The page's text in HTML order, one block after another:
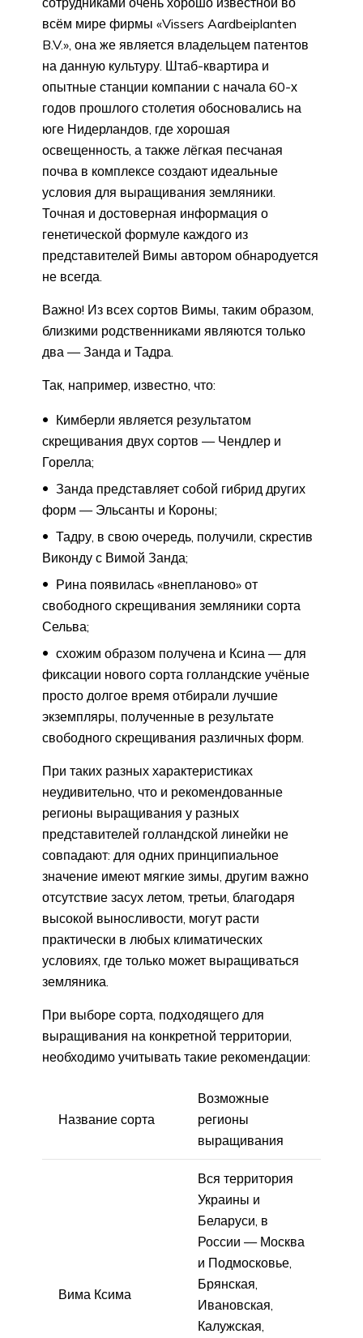
всём мире фирмы «Vissers Aardbeiplanten
B.V.», она же является владельцем патентов
на данную культуру. Штаб-квартира и
опытные станции компании с начала 60-х
годов прошлого столетия обосновались на
юге Нидерландов, где хорошая
освещенность, а также лёгкая песчаная
почва в комплексе создают идеальные
условия для выращивания земляники.
Точная и достоверная информация о
генетической формуле каждого из
представителей Вимы автором обнародуется
не всегда.
Важно! Из всех сортов Вимы, таким образом,
близкими родственниками являются только
два — Занда и Тадра.
Так, например, известно, что:
Кимберли является результатом
скрещивания двух сортов — Чендлер и
Горелла;
Занда представляет собой гибрид других
форм — Эльсанты и Короны;
Тадру, в свою очередь, получили, скрестив
Виконду с Вимой Занда;
Рина появилась «внепланово» от
свободного скрещивания земляники сорта
Сельва;
схожим образом получена и Ксина — для
фиксации нового сорта голландские учёные
просто долгое время отбирали лучшие
экземпляры, полученные в результате
свободного скрещивания различных форм.
При таких разных характеристиках
неудивительно, что и рекомендованные
регионы выращивания у разных
представителей голландской линейки не
совпадают: для одних принципиальное
значение имеют мягкие зимы, другим важно
отсутствие засух летом, третьи, благодаря
высокой выносливости, могут расти
практически в любых климатических
условиях, где только может выращиваться
земляника.
При выборе сорта, подходящего для
выращивания на конкретной территории,
необходимо учитывать такие рекомендации:
Название сорта
Возможные
регионы
выращивания
Вима Ксима
Вся территория
Украины и
Беларуси, в
России — Москва
и Подмосковье,
Брянская,
Ивановская,
Калужская,